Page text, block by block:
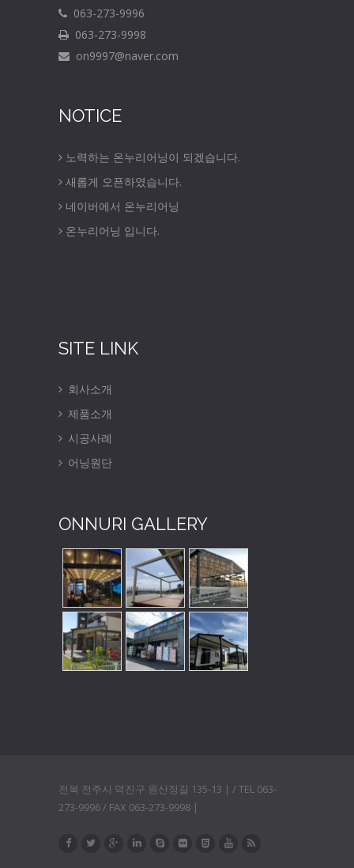
063-273-9996
063-273-9998
on9997@naver.com
NOTICE
노력하는 온누리어닝이 되겠습니다.
새롭게 오픈하였습니다.
네이버에서 온누리어닝
온누리어닝 입니다.
SITE LINK
회사소개
제품소개
시공사례
어닝원단
ONNURI GALLERY
전북 전주시 덕진구 원산정길 135-13 | / TEL 063-
273-9996 / FAX 063-273-9998 |